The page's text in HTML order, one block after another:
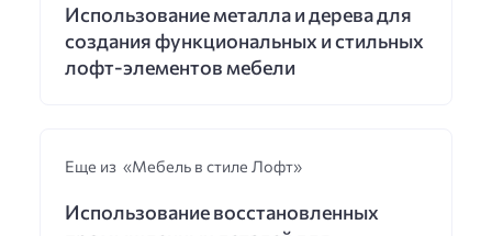
Использование металла и дерева для
создания функциональных и стильных
лофт-элементов мебели
Еще из «Мебель в стиле Лофт»
Использование восстановленных